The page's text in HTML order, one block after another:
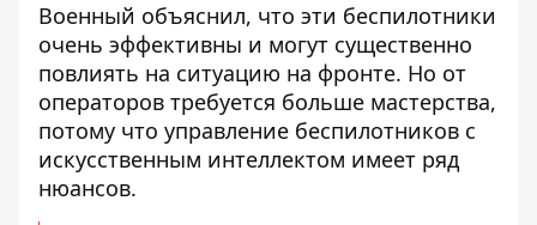
Военный объяснил, что эти беспилотники
очень эффективны и могут существенно
повлиять на ситуацию на фронте. Но от
операторов требуется больше мастерства,
потому что управление беспилотников с
искусственным интеллектом имеет ряд
нюансов.